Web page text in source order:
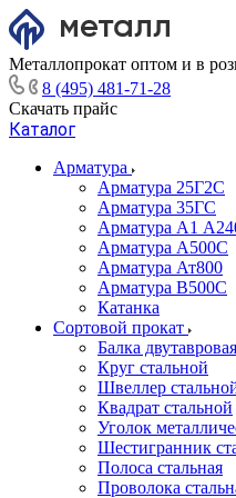
Металлопрокат оптом и в
8 (495) 481-71-28
Скачать прайс
Каталог
Арматура
Арматура 25Г2С
Арматура 35ГС
Арматура А1
Арматура А500С
Арматура Ат800
Арматура В500С
Катанка
Сортовой прокат
Балка двутавровая
Круг стальной
Швеллер
Квадрат стальной
Уголок
Шестигранник
Полоса стальная
Проволока